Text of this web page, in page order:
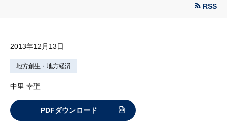
RSS
2013年12月13日
地方創生・地方経済
中里 幸聖
PDFダウンロード